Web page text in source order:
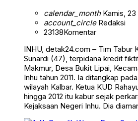
calendar_monthKamis, 23
account_circleRedaksi
23138Komentar
INHU, detak24.com – Tim Tabur
Sunardi (47), terpidana kredit
Makmur, Desa Bukit Lipai,
Inhu tahun 2011. Ia ditangkap
wilayah Kalbar. Ketua KUD
hingga 2012 itu kabur sejak
Kejaksaan Negeri Inhu. Dia